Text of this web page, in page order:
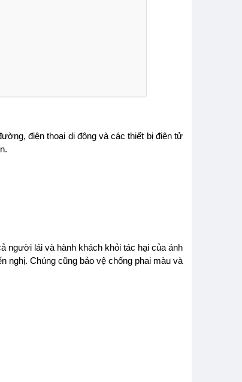
điện thoại di động và các thiết bị điện tử
người lái và hành khách khỏi tác hại của ánh
nghị. Chúng cũng bảo vệ chống phai màu và
A329S
Trình
CẤP X-SHIELD
BỘ SẢN PHẨM 4